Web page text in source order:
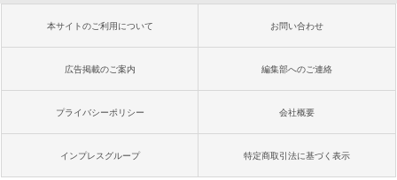
本サイトのご利用について お問い合わせ
広告掲載のご案内 編集部へのご連絡
プライバシーポリシー 会社概要
インプレスグループ 特定商取引法に基づく表示